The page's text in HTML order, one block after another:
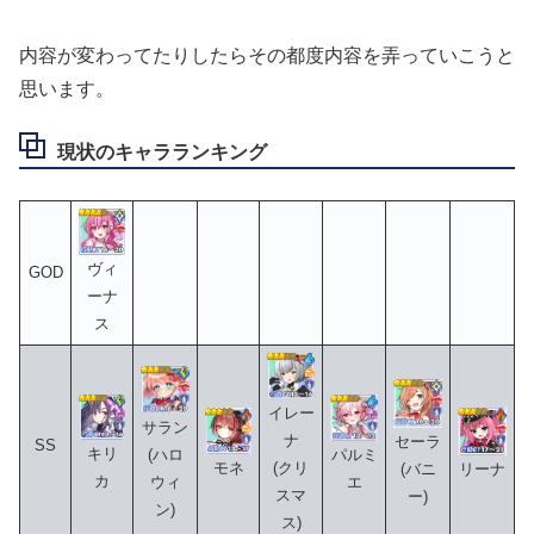
内容が変わってたりしたらその都度内容を弄っていこうと
思います。
現状のキャラランキング
GOD
ヴィ
ーナ
ス
SS
キリ
カ
サラン
(ハロ
ウィ
ン)
モネ
イレー
ナ
(クリ
スマ
ス)
パルミ
エ
セーラ
(バニ
ー)
リーナ